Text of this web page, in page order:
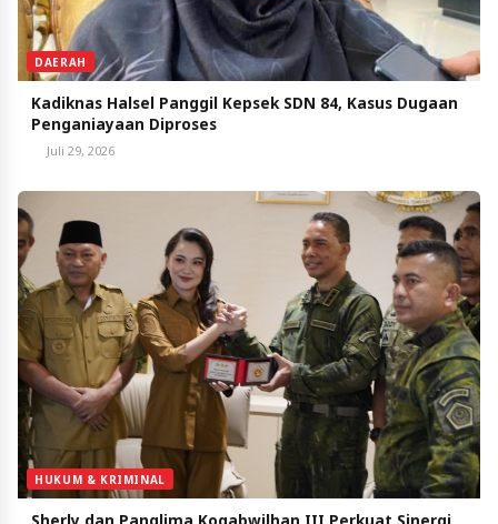
DAERAH
Kadiknas Halsel Panggil Kepsek SDN 84, Kasus Dugaan
Penganiayaan Diproses
Juli 29, 2026
HUKUM & KRIMINAL